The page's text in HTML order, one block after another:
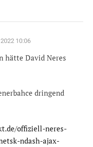
10:06
hätte David Neres
dringend
offiziell-neres-
ndash-ajax-